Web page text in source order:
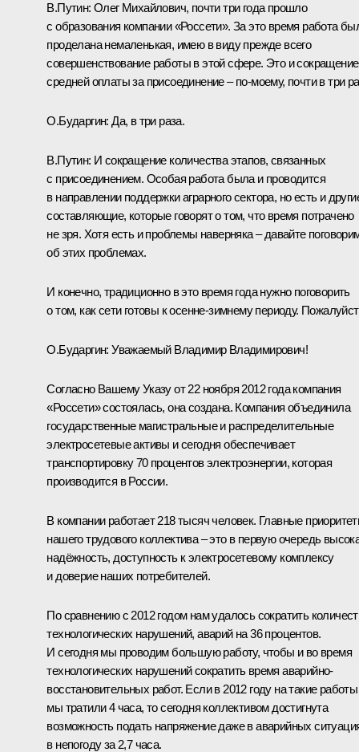
В.Путин: Олег Михайлович, почти три года прошло
с образования компании «Россети». За это время работа
проделана немаленькая, имею в виду прежде всего
совершенствование работы в этой сфере. Это и сокращение
средней оплаты за присоединение – по‑моему, почти в три
О.Бударгин: Да, в три раза.
В.Путин: И сокращение количества этапов, связанных
с присоединением. Особая работа была и проводится
в направлении поддержки аграрного сектора, но есть и
составляющие, которые говорят о том, что время потрачено
не зря. Хотя есть и проблемы наверняка – давайте
об этих проблемах.
И конечно, традиционно в это время года нужно поговорить
о том, как сети готовы к осенне-зимнему периоду.
О.Бударгин: Уважаемый Владимир Владимирович!
Согласно Вашему Указу от 22 ноября 2012 года компания
«Россети» состоялась, она создана. Компания объединила
государственные магистральные и распределительные
электросетевые активы и сегодня обеспечивает
транспортировку 70 процентов электроэнергии, которая
производится в России.
В компании работает 218 тысяч человек. Главные
нашего трудового коллектива – это в первую очередь
надёжность, доступность к электросетевому комплексу
и доверие наших потребителей.
По сравнению с 2012 годом нам удалось сократить
технологических нарушений, аварий на 36 процентов.
И сегодня мы проводим большую работу, чтобы и во время
технологических нарушений сократить время аварийно-
восстановительных работ. Если в 2012 году на такие работы
мы тратили 4 часа, то сегодня коллективом достигнута
возможность подать напряжение даже в аварийных
в непогоду за 2,7 часа.